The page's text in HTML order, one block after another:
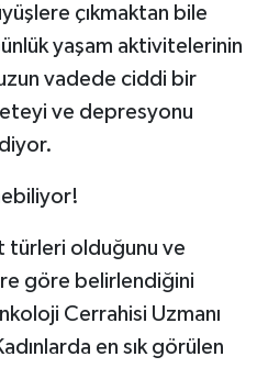
çıkmaktan bile
yaşam aktivitelerinin
uzun vadede ciddi bir
ve depresyonu
türleri olduğunu ve
göre belirlendiğini
Cerrahisi Uzmanı
en sık görülen